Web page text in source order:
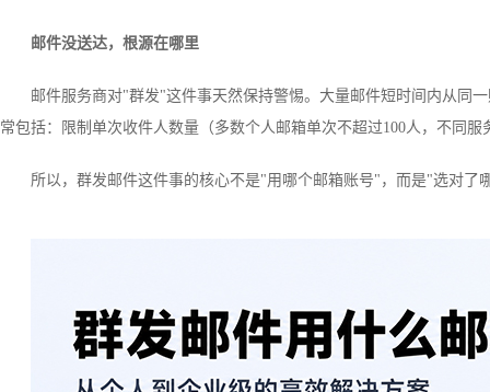
邮件没送达，根源在哪里
邮件服务商对"群发"这件事天然保持警惕。大量邮件短时间内从同
常包括：限制单次收件人数量（多数个人邮箱单次不超过100人，不同
所以，群发邮件这件事的核心不是"用哪个邮箱账号"，而是"选对了